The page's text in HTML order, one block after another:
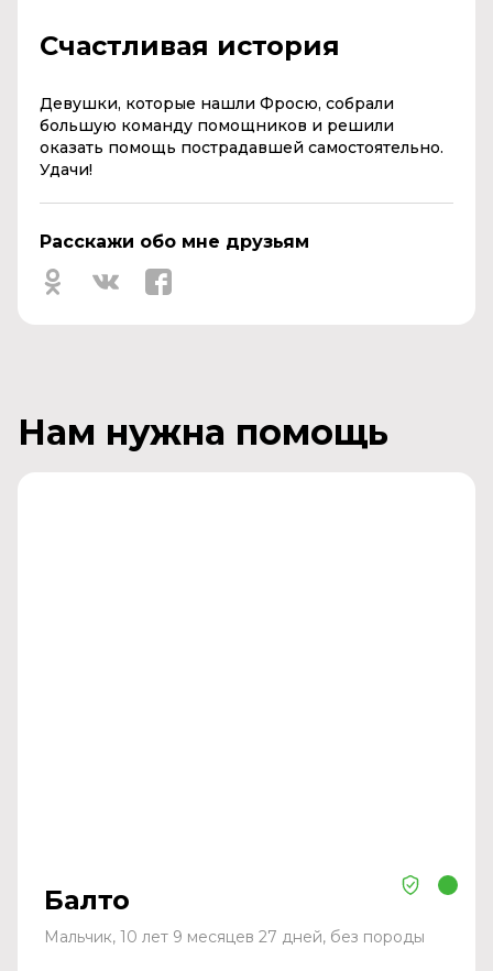
Счастливая история
Девушки, которые нашли Фросю, собрали
большую команду помощников и решили
оказать помощь пострадавшей самостоятельно.
Удачи!
Расскажи обо мне друзьям
Нам нужна помощь
Балто
Мальчик, 10 лет 9 месяцев 27 дней, без породы